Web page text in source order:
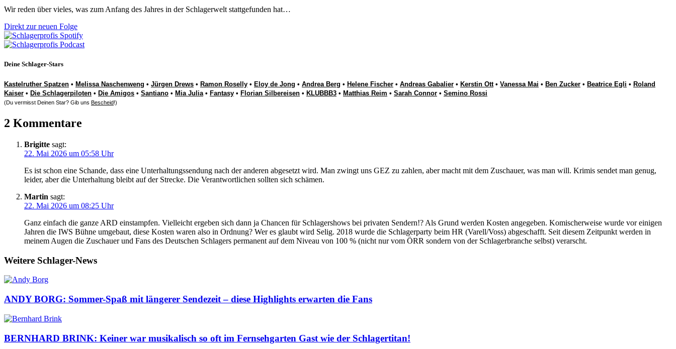
Wir reden über vieles, was zum Anfang des Jahres in der Schlagerwelt stattgefunden hat…
Direkt zur neuen Folge
Deine Schlager-Stars
Kastelruther Spatzen • Melissa Naschenweng • Jürgen Drews • Ramon Roselly • Eloy de Jong • Andrea Berg • Helene Fischer • Andreas Gabalier • Kerstin Ott• Vanessa Mai • Ben Zucker • Beatrice Egli • Roland
Kaiser • Die Schlagerpiloten • Die Amigos • Santiano • Mia Julia• Fantasy • Florian Silbereisen • KLUBBB3 • Matthias Reim • Sarah Connor • Semino Rossi
(Du vermisst Deinen Star? Gib uns Bescheid!)
2 Kommentare
Brigitte sagt:
22. Mai 2026 um 05:58 Uhr
Es ist schon eine Schande, dass eine Unterhaltungssendung nach der anderen abgesetzt wird. Man zwingt uns GEZ zu zahlen, aber macht mit dem Zuschauer, was man will. Krimis sendet man genug,
leider, aber die Unterhaltung bleibt auf der Strecke. Die Verantwortlichen sollten sich schämen.
Martin sagt:
22. Mai 2026 um 08:25 Uhr
Ganz einfach die ganze ARD einstampfen. Vielleicht ergeben sich dann ja Chancen für Schlagershows bei privaten Sendern!? Als Grund werden Kosten angegeben. Komischerweise wurde vor einigen
Jahren die IWS Bühne umgebaut, diese Kosten waren also in Ordnung? Wer es glaubt wird Selig. 2018 wurde die Schlagerparty beim HR (Varell/Voss) abgeschafft. Seit diesem Zeitpunkt werden in
meinem Augen die Zuschauer und Fans des Deutschen Schlagers permanent auf dem Niveau von 100 % (nicht nur vom ÖRR sondern von der Schlagerbranche selbst) verarscht.
Weitere Schlager-News
ANDY BORG: Sommer-Spaß mit längerer Sendezeit – diese Highlights erwarten die Fans
BERNHARD BRINK: Keiner war musikalisch so oft im Fernsehgarten Gast wie der Schlagertitan!